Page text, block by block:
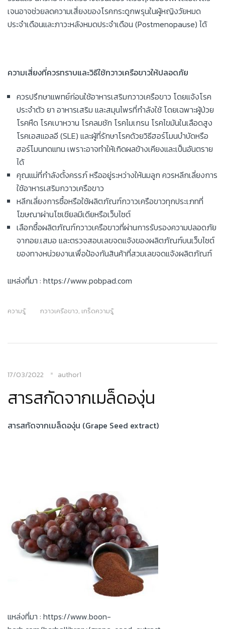
เจนอาจช่วยลดความเสี่ยงของโรคกระดูกพรุนในผู้หญิงวัยหมด
ประจำเดือนและภาวะหลังหมดประจำเดือน (Postmenopause) ได้
ความเสี่ยงที่ควรทราบและวิธีใช้กวาวเครือขาวให้ปลอดภัย
ควรปรึกษาแพทย์ก่อนใช้อาหารเสริมกวาวเครือขาว โดยแจ้งโรค
ประจำตัว ยา อาหารเสริม และสมุนไพรที่กำลังใช้ โดยเฉพาะผู้ป่วย
โรคหืด โรคเบาหวาน โรคลมชัก โรคไมเกรน โรคไขมันในเลือดสูง
โรคเอสแอลอี (SLE) และผู้ที่รักษาโรคด้วยวิธีฮอร์โมนบำบัดหรือ
ฮอร์โมนทดแทน เพราะอาจทำให้เกิดผลข้างเคียงและเป็นอันตราย
ได้
คุณแม่ที่กำลังตั้งครรภ์ หรืออยู่ระหว่างให้นมลูก ควรหลีกเลี่ยงการ
ใช้อาหารเสริมกวาวเครือขาว
หลีกเลี่ยงการซื้อหรือใช้ผลิตภัณฑ์กวาวเครือขาวทุกประเภทที่
โฆษณาผ่านโซเชียลมีเดียหรือเว็บไซต์
เลือกซื้อผลิตภัณฑ์กวาวเครือขาวที่ผ่านการรับรองความปลอดภัย
จากอย.เสมอ และตรวจสอบเลขจดแจ้งของผลิตภัณฑ์บนเว็บไซต์
ของทางหน่วยงานเพื่อป้องกันสินค้าที่สวมเลขจดแจ้งผลิตภัณฑ์
แหล่งที่มา : https://www.pobpad.com
ความรู้ กวาวเครือขาว, เกร็ดความรู้
17/03/2022 author1
สารสกัดจากเมล็ดองุ่น
สารสกัดจากเมล็ดองุ่น (Grape Seed extract)
แหล่งที่มา : https://www.boon-